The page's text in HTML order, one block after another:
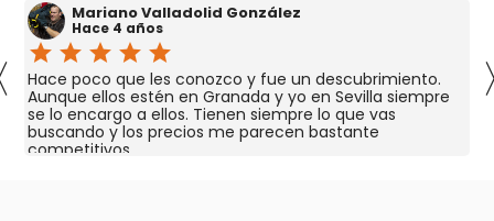
Mariano Valladolid González
Hace 4 años
star star star star star
Hace poco que les conozco y fue un descubrimiento.
Aunque ellos estén en Granada y yo en Sevilla siempre
se lo encargo a ellos. Tienen siempre lo que vas
buscando y los precios me parecen bastante
competitivos.